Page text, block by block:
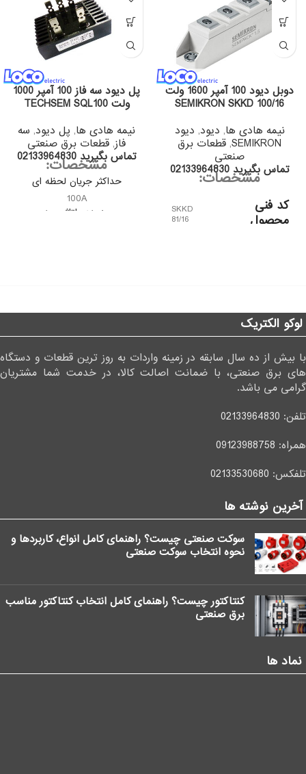
دوبل دیود 100 آمپر 1600 ولت
SEMIKRON SKKD 100/16
نیمه هادی ها, دیود, دیود
SEMIKRON
, قطعات برق
صنعتی
تماس بگیرید 02133964830مشخصات:
کد فنی
محصول
SKKD
81/16
خانواده
محصول
1
ولتاژ (VRRM)
نوع Rectifier Diode
Modules Diode – Diode
ابعاد (LLxBBxHH)
وزن
پل دیود سه فاز 100 آمپر 1000
ولت TECHSEM SQL100
نیمه هادی ها, پل دیود, سه
فاز, قطعات برق صنعتی
تماس بگیرید 02133964830مشخصات:
حداکثر جریان لحظه ای
100A
محدوده ولتاژ ورودی
لوکو الکتریک
با بیش از ده سال سابقه در زمینه واردات به روز ترین قطعات و دستگاه
های برق صنعتی، با ضمانت اصالت کالا، در خدمت شما مشتریان
گرامی می باشد.
تلفن: 02133964830
همراه: 09123988758
تلفکس: 02133530680
آخرین نوشته ها
سوکت صنعتی چیست؟ راهنمای کامل انواع، کاربردها و
نحوه انتخاب سوکت صنعتی
کنتاکتور چیست؟ راهنمای کامل انتخاب کنتاکتور مناسب
برق صنعتی
نماد ها